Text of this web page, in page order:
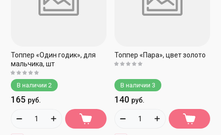
Топпер «Один годик», для
мальчика, шт
В наличии 2
165 руб.
Топпер «Пара», цвет золото
В наличии 3
140 руб.